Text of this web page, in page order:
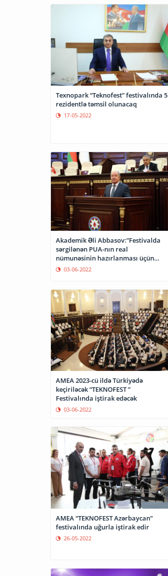
Texnopark “Teknofest” festivalında 5
rezidentlə təmsil olunacaq
17-05-2022
Akademik Əli Abbasov:”Festivalda
sərgilənən PUA-nın real
nümunəsinin hazırlanması üçün
razılıq əldə olunub”
03-06-2022
AMEA 2023-cü ildə Türkiyədə
keçiriləcək “TEKNOFEST ”
Festivalında iştirak edəcək
03-06-2022
AMEA “TEKNOFEST Azərbaycan”
festivalında uğurla iştirak edir
26-05-2022